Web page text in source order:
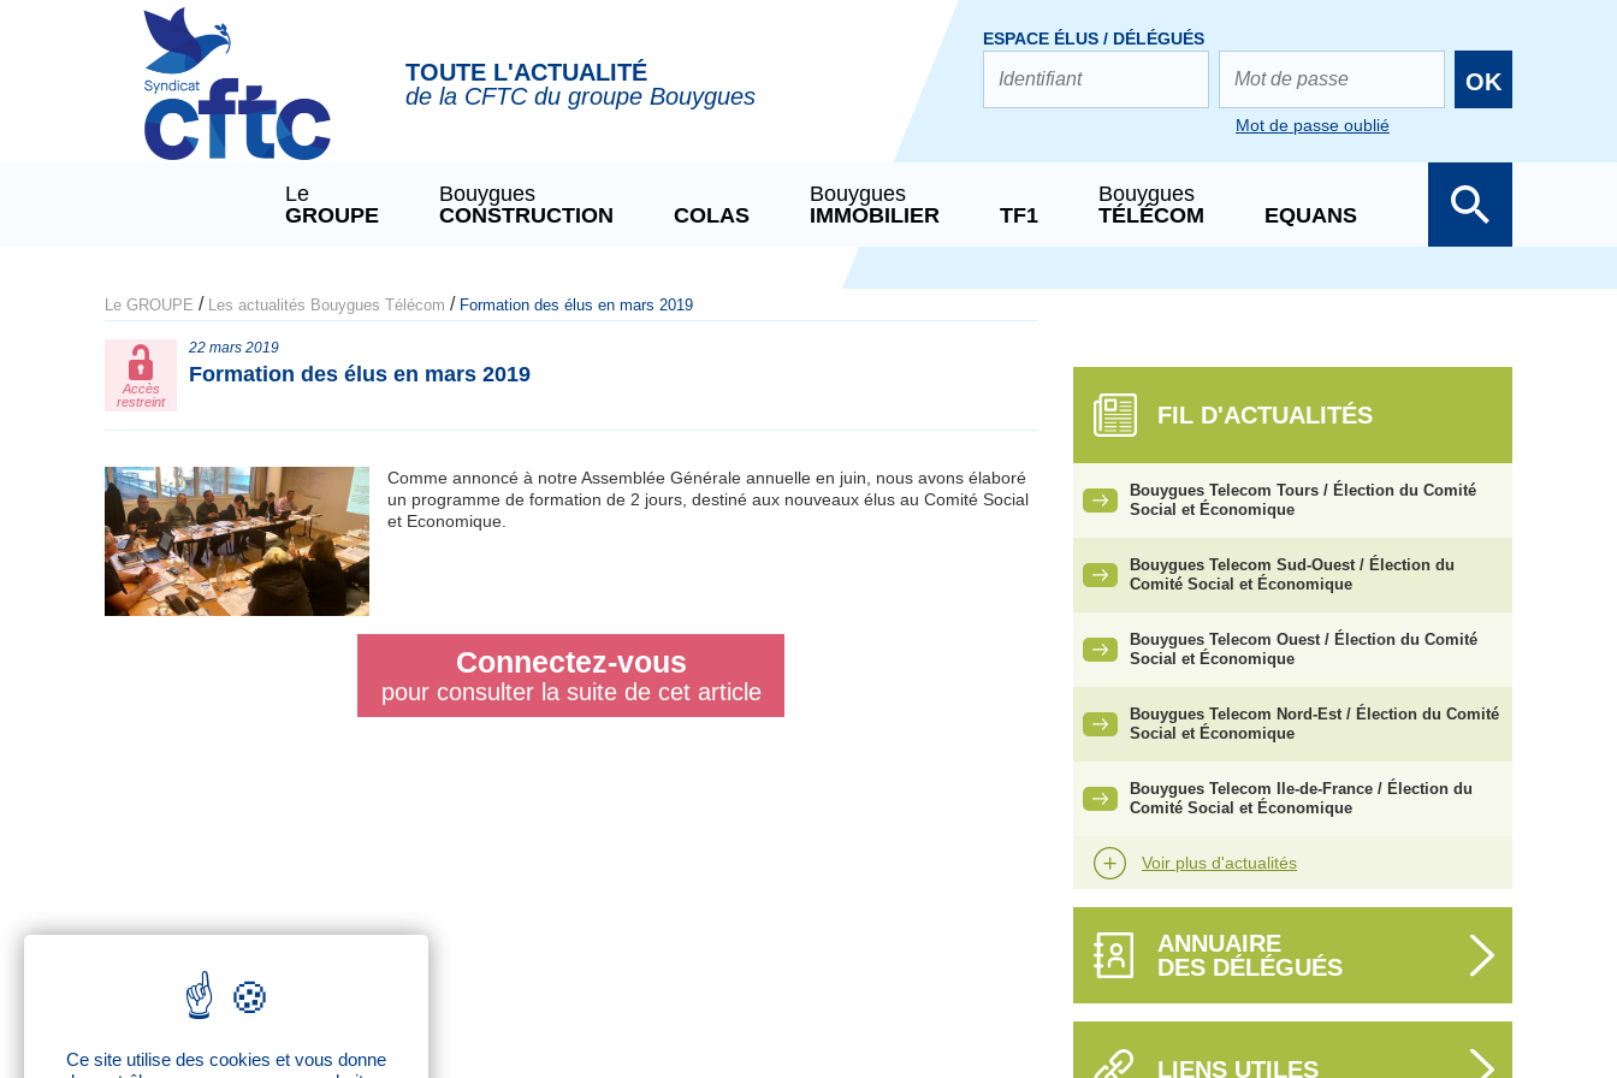
TOUTE L'ACTUALITÉ
de la CFTC du groupe Bouygues
ESPACE ÉLUS / DÉLÉGUÉS
OK
Mot de passe oublié
Le
GROUPE
Bouygues
CONSTRUCTION
COLAS
Bouygues
IMMOBILIER
TF1
Bouygues
TÉLÉCOM
EQUANS
Le GROUPE / Les actualités Bouygues Télécom / Formation des élus en mars 2019
Accès
restreint
22 mars 2019
Formation des élus en mars 2019
Comme annoncé à notre Assemblée Générale annuelle en juin, nous avons élaboré
un programme de formation de 2 jours, destiné aux nouveaux élus au Comité Social
et Economique.
Connectez-vous
pour consulter la suite de cet article
FIL D'ACTUALITÉS
Bouygues Telecom Tours / Élection du Comité
Social et Économique
Bouygues Telecom Sud-Ouest / Élection du
Comité Social et Économique
Bouygues Telecom Ouest / Élection du Comité
Social et Économique
Bouygues Telecom Nord-Est / Élection du Comité
Social et Économique
Bouygues Telecom Ile-de-France / Élection du
Comité Social et Économique
Voir plus d'actualités
ANNUAIRE
DES DÉLÉGUÉS
LIENS UTILES
Panneau de gestion des cookies
Ce site utilise des cookies et vous donne